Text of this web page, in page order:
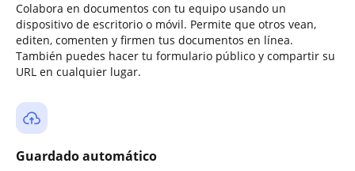
Colabora en documentos con tu equipo usando un
dispositivo de escritorio o móvil. Permite que otros vean,
editen, comenten y firmen tus documentos en línea.
También puedes hacer tu formulario público y compartir su
URL en cualquier lugar.
Guardado automático